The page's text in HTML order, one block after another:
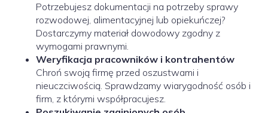
Potrzebujesz dokumentacji na potrzeby sprawy
rozwodowej, alimentacyjnej lub opiekuńczej?
Dostarczymy materiał dowodowy zgodny z
wymogami prawnymi.
Weryfikacja pracowników i kontrahentów
Chroń swoją firmę przed oszustwami i
nieuczciwością. Sprawdzamy wiarygodność osób i
firm, z którymi współpracujesz.